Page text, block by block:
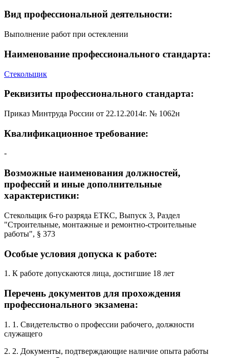
Вид профессиональной деятельности:
Выполнение работ при остеклении
Наименование профессионального стандарта:
Стекольщик
Реквизиты профессионального стандарта:
Приказ Минтруда России от 22.12.2014г. № 1062н
Квалификационное требование:
-
Возможные наименования должностей,
профессий и иные дополнительные
характеристики:
Стекольщик 6-го разряда ЕТКС, Выпуск 3, Раздел
"Строительные, монтажные и ремонтно-строительные
работы", § 373
Особые условия допуска к работе:
1. К работе допускаются лица, достигшие 18 лет
Перечень документов для прохождения
профессионального экзамена:
1. 1. Свидетельство о профессии рабочего, должности
служащего
2. 2. Документы, подтверждающие наличие опыта работы